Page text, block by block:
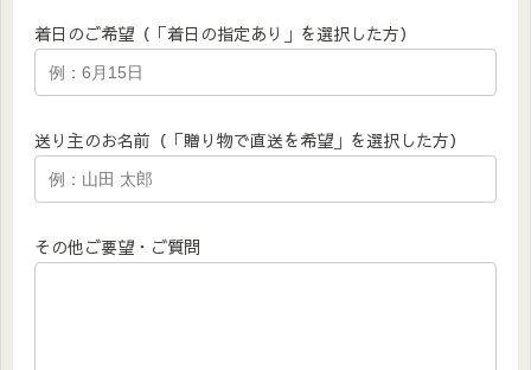
着日のご希望（「着日の指定あり」を選択した方）
送り主のお名前（「贈り物で直送を希望」を選択した方）
その他ご要望・ご質問